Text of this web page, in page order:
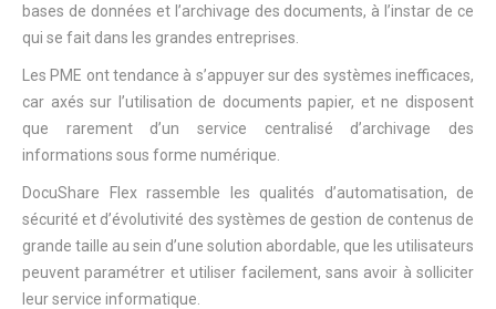
bases de données et l’archivage des documents, à l’instar de ce
qui se fait dans les grandes entreprises.
Les PME ont tendance à s’appuyer sur des systèmes inefficaces,
car axés sur l’utilisation de documents papier, et ne disposent
que rarement d’un service centralisé d’archivage des
informations sous forme numérique.
DocuShare Flex rassemble les qualités d’automatisation, de
sécurité et d’évolutivité des systèmes de gestion de contenus de
grande taille au sein d’une solution abordable, que les utilisateurs
peuvent paramétrer et utiliser facilement, sans avoir à solliciter
leur service informatique.